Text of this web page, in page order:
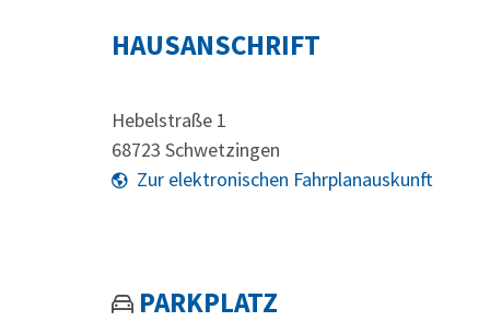
HAUSANSCHRIFT
Hebelstraße 1
68723 Schwetzingen
Zur elektronischen Fahrplanauskunft
PARKPLATZ